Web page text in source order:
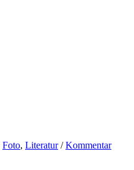
Foto, Literatur/Kommentar